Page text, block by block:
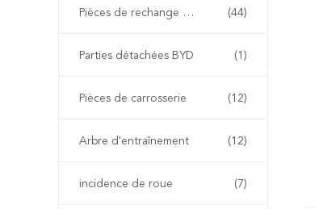
Pièces de rechange de Renault (44)
Parties détachées BYD (1)
Pièces de carrosserie (12)
Arbre d'entraînement (12)
incidence de roue (7)